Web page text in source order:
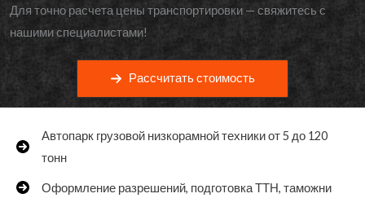
Для точно расчета цены транспортировки — свяжитесь с
нашими специалистами!
Рассчитать стоимость
Автопарк грузовой низкорамной техники от 5 до 120
тонн
Оформление разрешений, подготовка ТТН, таможни